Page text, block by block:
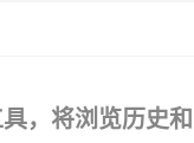
，将浏览历史